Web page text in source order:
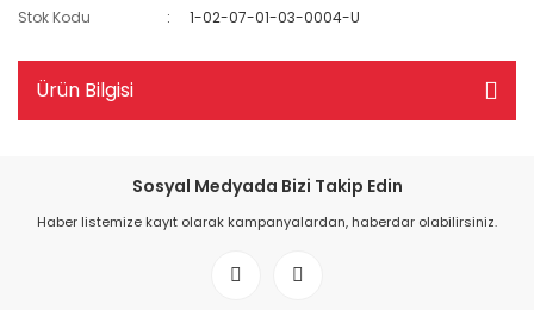
Stok Kodu
1-02-07-01-03-0004-U
Ürün Bilgisi
Sosyal Medyada Bizi Takip Edin
Haber listemize kayıt olarak kampanyalardan, haberdar olabilirsiniz.